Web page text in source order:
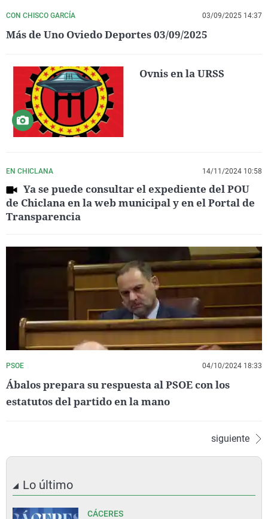
CON CHISCO GARCÍA 03/09/2025 14:37
Más de Uno Oviedo Deportes 03/09/2025
Ovnis en la URSS
EN CHICLANA 14/11/2024 10:58
Ya se puede consultar el expediente del POU
de Chiclana en la web municipal y en el Portal de
Transparencia
PSOE 04/10/2024 18:33
Ábalos prepara su respuesta al PSOE con los
estatutos del partido en la mano
siguiente
Lo último
CÁCERES